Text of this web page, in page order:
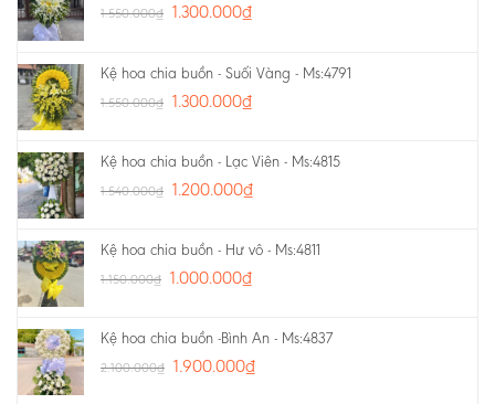
1.550.000₫ 1.300.000₫
Kệ hoa chia buồn - Suối Vàng - Ms:4791
1.550.000₫ 1.300.000₫
Kệ hoa chia buồn - Lạc Viên - Ms:4815
1.540.000₫ 1.200.000₫
Kệ hoa chia buồn - Hư vô - Ms:4811
1.150.000₫ 1.000.000₫
Kệ hoa chia buồn -Bình An - Ms:4837
2.100.000₫ 1.900.000₫